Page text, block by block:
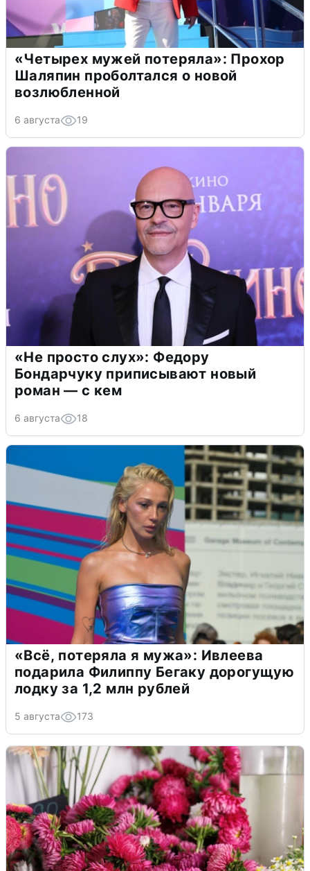
«Четырех мужей потеряла»: Прохор
Шаляпин проболтался о новой
возлюбленной
6 августа 19
«Не просто слух»: Федору
Бондарчуку приписывают новый
роман — с кем
6 августа 18
«Всё, потеряла я мужа»: Ивлеева
подарила Филиппу Бегаку дорогущую
лодку за 1,2 млн рублей
5 августа 173